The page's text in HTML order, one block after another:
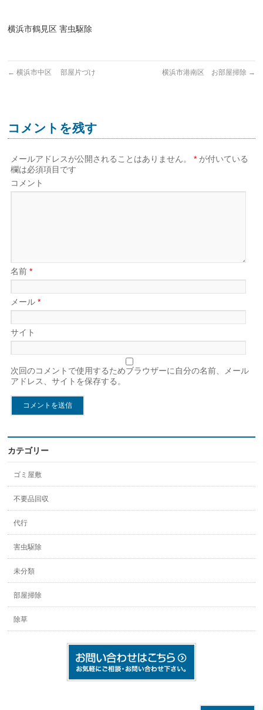
横浜市鶴見区 害虫駆除
← 横浜市中区 部屋片づけ 横浜市港南区 お部屋掃除 →
コメントを残す
メールアドレスが公開されることはありません。 * が付いている
欄は必須項目です
コメント
名前*
メール*
サイト
次回のコメントで使用するためブラウザーに自分の名前、メール
アドレス、サイトを保存する。
カテゴリー
ゴミ屋敷
不要品回収
代行
害虫駆除
未分類
部屋掃除
除草